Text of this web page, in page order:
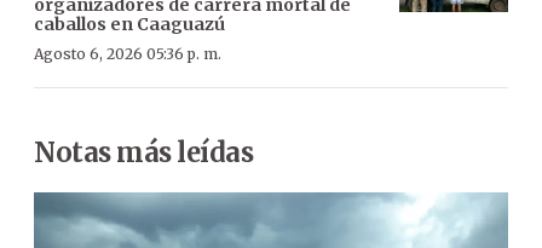
organizadores de carrera mortal de
caballos en Caaguazú
Agosto 6, 2026 05:36 p. m.
Notas más leídas